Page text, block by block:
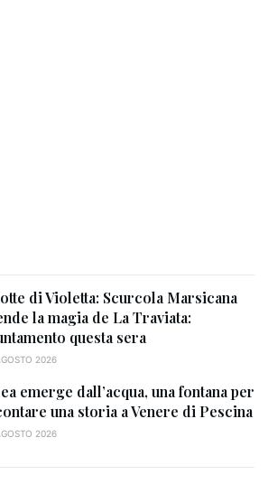
di Violetta: Scurcola Marsicana
la magia de La Traviata:
questa sera
2026
emerge dall’acqua, una fontana per
una storia a Venere di Pescina
2026